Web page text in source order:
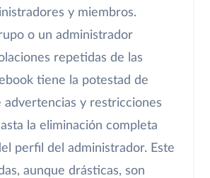
y miembros.
o un administrador
repetidas de las
tiene la potestad de
advertencias y restricciones
la eliminación completa
perfil del administrador. Este
aunque drásticas, son